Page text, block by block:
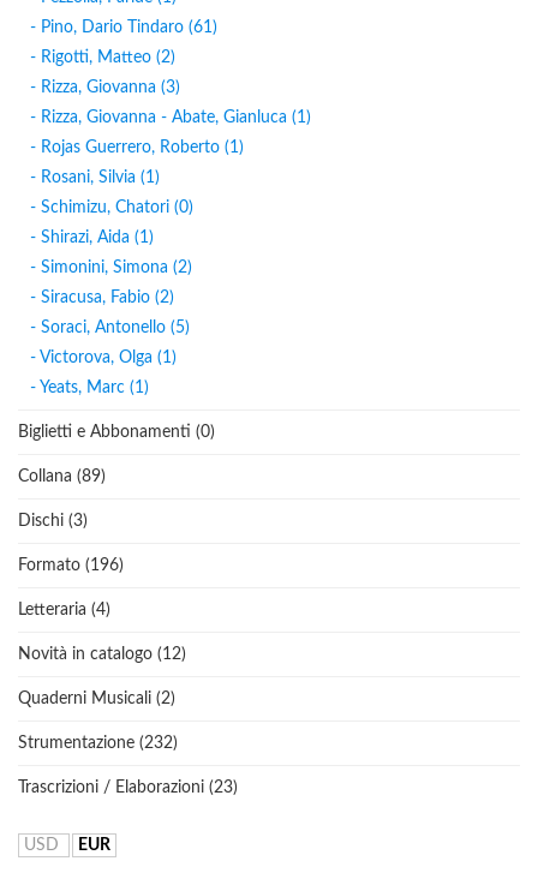
- Pino, Dario Tindaro (61)
- Rigotti, Matteo (2)
- Rizza, Giovanna (3)
- Rizza, Giovanna - Abate, Gianluca (1)
- Rojas Guerrero, Roberto (1)
- Rosani, Silvia (1)
- Schimizu, Chatori (0)
- Shirazi, Aida (1)
- Simonini, Simona (2)
- Siracusa, Fabio (2)
- Soraci, Antonello (5)
- Victorova, Olga (1)
- Yeats, Marc (1)
Biglietti e Abbonamenti (0)
Collana (89)
Dischi (3)
Formato (196)
Letteraria (4)
Novità in catalogo (12)
Quaderni Musicali (2)
Strumentazione (232)
Trascrizioni / Elaborazioni (23)
USD EUR